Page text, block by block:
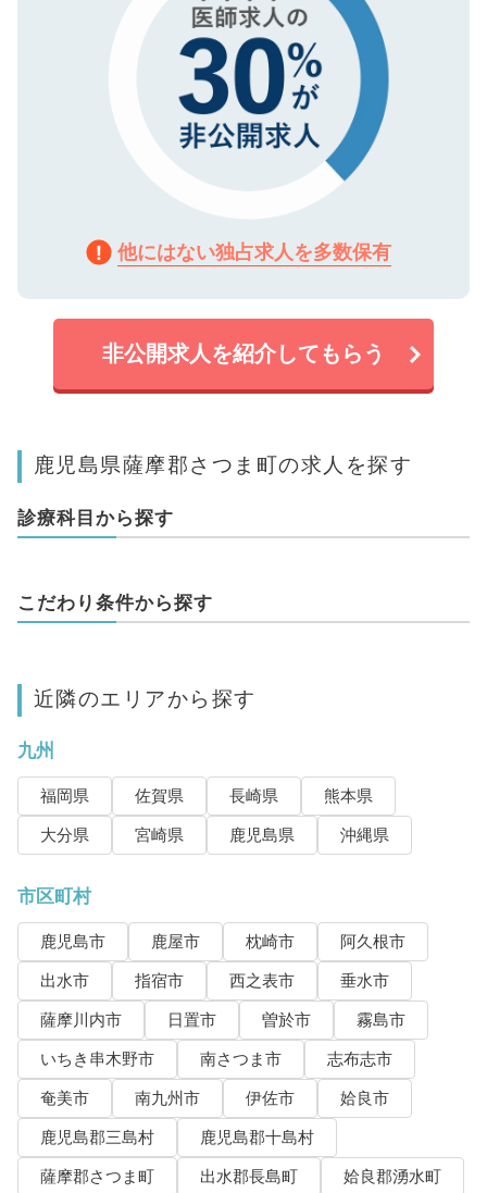
他にはない独占求人を多数保有
非公開求人を紹介してもらう
鹿児島県薩摩郡さつま町の求人を探す
診療科目から探す
こだわり条件から探す
近隣のエリアから探す
九州
福岡県 佐賀県 長崎県
熊本県
大分県
宮崎県 鹿児島県 沖縄県
市区町村
鹿児島市 鹿屋市 枕崎市
阿久根市
出水市
指宿市 西之表市
垂水市
薩摩川内市
日置市 曽於市
霧島市
いちき串木野市
南さつま市
志布志市
奄美市
南九州市 伊佐市
姶良市
鹿児島郡三島村
鹿児島郡十島村
薩摩郡さつま町
出水郡長島町
姶良郡湧水町